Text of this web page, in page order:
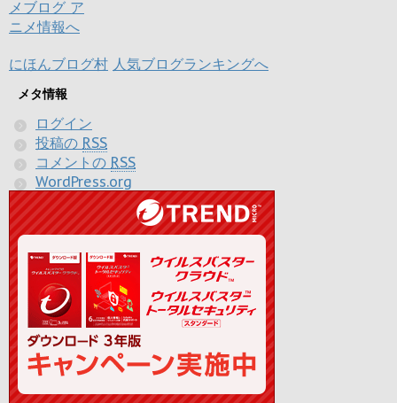
にほんブログ村 人気ブログランキングへ
メタ情報
ログイン
投稿の RSS
コメントの RSS
WordPress.org